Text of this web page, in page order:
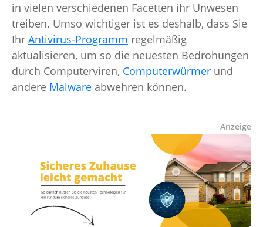
in vielen verschiedenen Facetten ihr Unwesen
treiben. Umso wichtiger ist es deshalb, dass Sie
Ihr Antivirus-Programm regelmäßig
aktualisieren, um so die neuesten Bedrohungen
durch Computerviren, Computerwürmer und
andere Malware abwehren können.